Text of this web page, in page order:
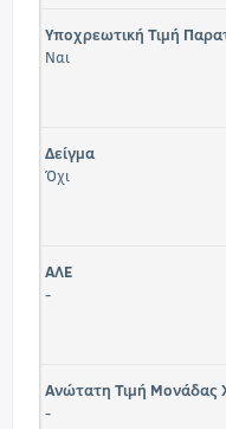
Υποχρεωτική Τιμή
Ναι
Δείγμα
Όχι
ΑΛΕ
-
Ανώτατη Τιμή Μονάδας
-